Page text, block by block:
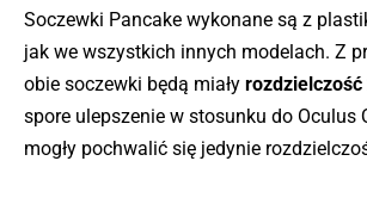
Soczewki Pancake wykonane są z
jak we wszystkich innych modelach. Z
obie soczewki będą miały
spore ulepszenie w stosunku do Oculus
mogły pochwalić się jedynie